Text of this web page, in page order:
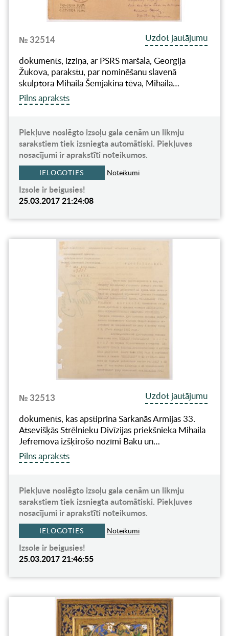
№ 32514
Uzdot jautājumu
dokuments, izziņa, ar PSRS maršala, Georgija
Žukova, parakstu, par nominēšanu slavenā
skulptora Mihaila Šemjakina tēva, Mihaila…
Pilns apraksts
Piekļuve noslēgto izsoļu gala cenām un likmju
sarakstiem tiek izsniegta automātiski. Piekļuves
nosacījumi ir aprakstīti noteikumos.
IELOGOTIES Noteikumi
Izsole ir beigusies!
25.03.2017 21:24:08
№ 32513
Uzdot jautājumu
dokuments, kas apstiprina Sarkanās Armijas 33.
Atsevišķās Strēlnieku Divīzijas priekšnieka Mihaila
Jefremova izšķirošo nozīmi Baku un…
Pilns apraksts
Piekļuve noslēgto izsoļu gala cenām un likmju
sarakstiem tiek izsniegta automātiski. Piekļuves
nosacījumi ir aprakstīti noteikumos.
IELOGOTIES Noteikumi
Izsole ir beigusies!
25.03.2017 21:46:55